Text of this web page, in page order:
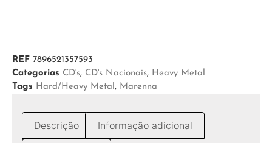
REF 7896521357593
Categorias CD's, CD's Nacionais, Heavy Metal
Tags Hard/Heavy Metal, Marenna
Descrição Informação adicional